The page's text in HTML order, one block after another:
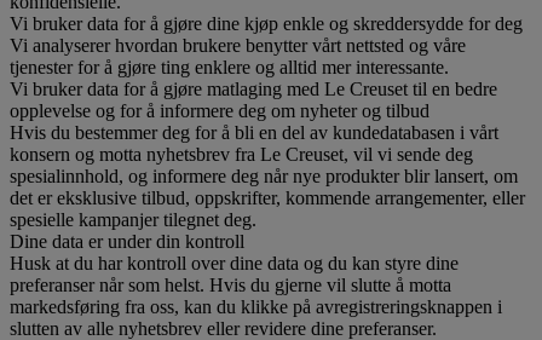
Vi bruker data for å gjøre dine kjøp enkle og skreddersydde for deg
Vi analyserer hvordan brukere benytter vårt nettsted og våre
tjenester for å gjøre ting enklere og alltid mer interessante.
Vi bruker data for å gjøre matlaging med Le Creuset til en bedre
opplevelse og for å informere deg om nyheter og tilbud
Hvis du bestemmer deg for å bli en del av kundedatabasen i vårt
konsern og motta nyhetsbrev fra Le Creuset, vil vi sende deg
spesialinnhold, og informere deg når nye produkter blir lansert, om
det er eksklusive tilbud, oppskrifter, kommende arrangementer, eller
spesielle kampanjer tilegnet deg.
Dine data er under din kontroll
Husk at du har kontroll over dine data og du kan styre dine
preferanser når som helst. Hvis du gjerne vil slutte å motta
markedsføring fra oss, kan du klikke på avregistreringsknappen i
slutten av alle nyhetsbrev eller revidere dine preferanser.